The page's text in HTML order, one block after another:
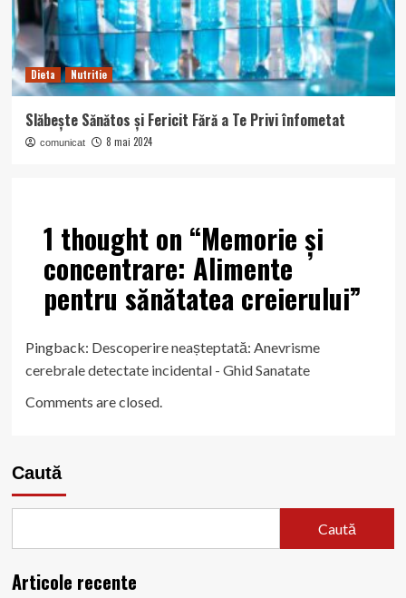
Dieta Nutritie
Slăbește Sănătos și Fericit Fără a Te Privi înfometat
comunicat 8 mai 2024
1 thought on “Memorie și
concentrare: Alimente
pentru sănătatea creierului”
Pingback: Descoperire neașteptată: Anevrisme
cerebrale detectate incidental - Ghid Sanatate
Comments are closed.
Caută
Caută
Articole recente